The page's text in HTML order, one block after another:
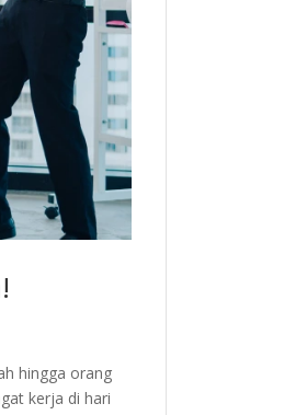
hingga orang
kerja di hari